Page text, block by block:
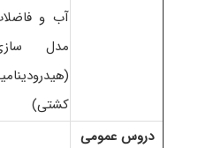
آب و
کشتی)
دروس عمومی